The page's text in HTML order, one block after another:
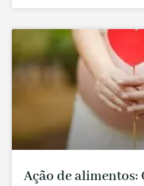
Ação de alimentos: